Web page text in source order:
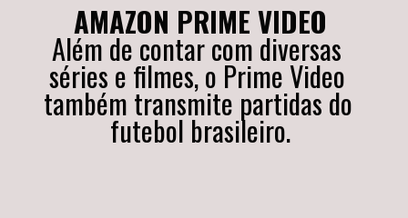
AMAZON PRIME VIDEO
Além de contar com diversas
séries e filmes, o Prime Video
também transmite partidas do
futebol brasileiro.